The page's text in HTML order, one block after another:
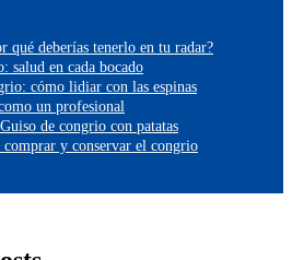
qué deberías tenerlo en tu radar?
salud en cada bocado
cómo lidiar con las espinas
un profesional
de congrio con patatas
comprar y conservar el congrio